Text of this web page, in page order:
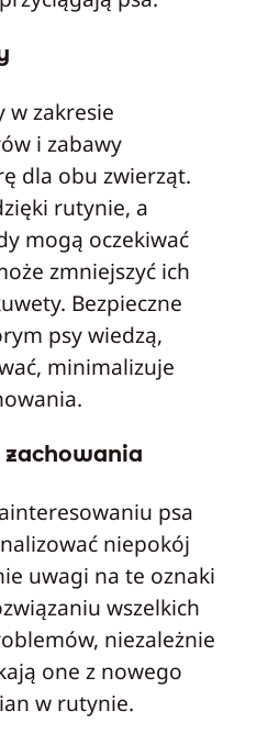
w zakresie
i zabawy
dla obu zwierząt.
rutynie, a
mogą oczekiwać
zmniejszyć ich
Bezpieczne
psy wiedzą,
minimalizuje
psa
niepokój
uwagi na te oznaki
wszelkich
niezależnie
one z nowego
w rutynie.